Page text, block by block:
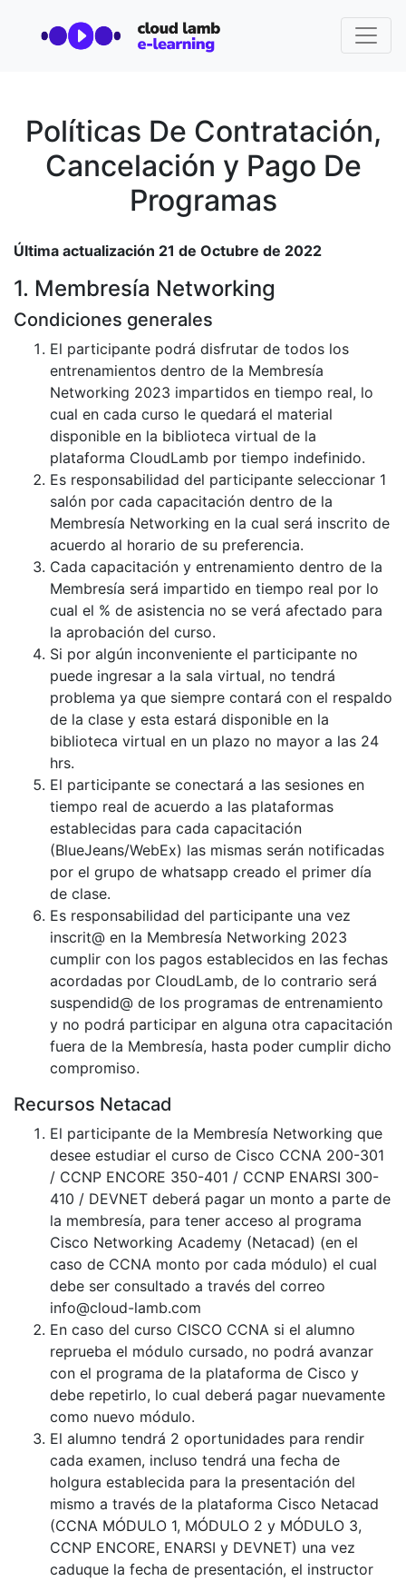
Políticas De Contratación,
Cancelación y Pago De
Programas
Última actualización 21 de Octubre de 2022
1. Membresía Networking
Condiciones generales
El participante podrá disfrutar de todos los
entrenamientos dentro de la Membresía
Networking 2023 impartidos en tiempo real, lo
cual en cada curso le quedará el material
disponible en la biblioteca virtual de la
plataforma CloudLamb por tiempo indefinido.
Es responsabilidad del participante seleccionar 1
salón por cada capacitación dentro de la
Membresía Networking en la cual será inscrito de
acuerdo al horario de su preferencia.
Cada capacitación y entrenamiento dentro de la
Membresía será impartido en tiempo real por lo
cual el % de asistencia no se verá afectado para
la aprobación del curso.
Si por algún inconveniente el participante no
puede ingresar a la sala virtual, no tendrá
problema ya que siempre contará con el respaldo
de la clase y esta estará disponible en la
biblioteca virtual en un plazo no mayor a las 24
hrs.
El participante se conectará a las sesiones en
tiempo real de acuerdo a las plataformas
establecidas para cada capacitación
(BlueJeans/WebEx) las mismas serán notificadas
por el grupo de whatsapp creado el primer día
de clase.
Es responsabilidad del participante una vez
inscrit@ en la Membresía Networking 2023
cumplir con los pagos establecidos en las fechas
acordadas por CloudLamb, de lo contrario será
suspendid@ de los programas de entrenamiento
y no podrá participar en alguna otra capacitación
fuera de la Membresía, hasta poder cumplir dicho
compromiso.
Recursos Netacad
El participante de la Membresía Networking que
desee estudiar el curso de Cisco CCNA 200-301
/ CCNP ENCORE 350-401 / CCNP ENARSI 300-
410 / DEVNET deberá pagar un monto a parte de
la membresía, para tener acceso al programa
Cisco Networking Academy (Netacad) (en el
caso de CCNA monto por cada módulo) el cual
debe ser consultado a través del correo
info@cloud-lamb.com
En caso del curso CISCO CCNA si el alumno
reprueba el módulo cursado, no podrá avanzar
con el programa de la plataforma de Cisco y
debe repetirlo, lo cual deberá pagar nuevamente
como nuevo módulo.
El alumno tendrá 2 oportunidades para rendir
cada examen, incluso tendrá una fecha de
holgura establecida para la presentación del
mismo a través de la plataforma Cisco Netacad
(CCNA MÓDULO 1, MÓDULO 2 y MÓDULO 3,
CCNP ENCORE, ENARSI y DEVNET) una vez
caduque la fecha de presentación, el instructor